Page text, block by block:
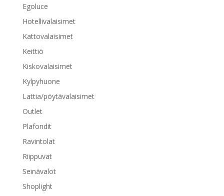
Egoluce
Hotellivalaisimet
Kattovalaisimet
Keittiö
Kiskovalaisimet
Kylpyhuone
Lattia/pöytävalaisimet
Outlet
Plafondit
Ravintolat
Riippuvat
Seinävalot
Shoplight